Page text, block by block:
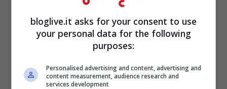
Federica Nargi è un sogno:
“La più bella!”
bloglive.it asks for your consent to use
your personal data for the following
purposes:
Personalised advertising and content, advertising and
content measurement, audience research and
services development